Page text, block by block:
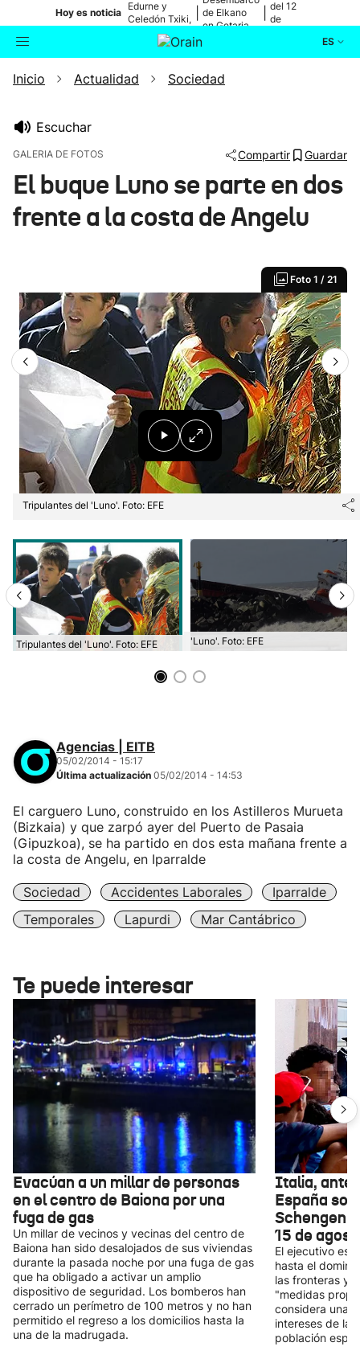
Hoy es noticia
Edurne y
Celedón Txiki,
en directo
de Elkano
en Getaria
del 12
de
ES
Buscador Actualidad
Ikusmiran
Inicio Actualidad Sociedad
Escuchar
GALERIA DE FOTOS Compartir Guardar
El buque Luno se parte en dos
frente a la costa de Angelu
Foto 1 / 21
Tripulantes del 'Luno'. Foto: EFE
Tripulantes del 'Luno'. Foto: EFE 'Luno'. Foto: EFE
Agencias | EITB
05/02/2014 - 15:17
Última actualización 05/02/2014 - 14:53
El carguero Luno, construido en los Astilleros Murueta
(Bizkaia) y que zarpó ayer del Puerto de Pasaia
(Gipuzkoa), se ha partido en dos esta mañana frente a
la costa de Angelu, en Iparralde
Sociedad Accidentes Laborales
Iparralde
Temporales
Lapurdi Mar Cantábrico
Te puede interesar
Evacúan a un millar de personas
en el centro de Baiona por una
fuga de gas
Un millar de vecinos y vecinas del centro de
Baiona han sido desalojados de sus viviendas
durante la pasada noche por una fuga de gas
que ha obligado a activar un amplio
dispositivo de seguridad. Los bomberos han
cerrado un perímetro de 100 metros y no han
permitido el regreso a los domicilios hasta la
una de la madrugada.
Italia, ante
España
Schengen:
15 de
El ejecutivo
hasta el
las fronteras y
"medidas
considera una
intereses de la
población